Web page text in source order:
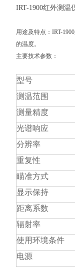
IRT-1900红外测温
用途及特点： IRT-
的温度。
主要技术参数：
型号
测温范围
测量精度
光谱响应
分辨率
重复性
瞄准方式
显示保持
距离系数
辐射率
使用环境条件
电源